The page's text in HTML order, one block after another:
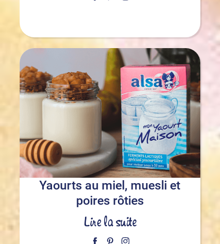
Yaourts au miel, muesli et
poires rôties
Lire la suite